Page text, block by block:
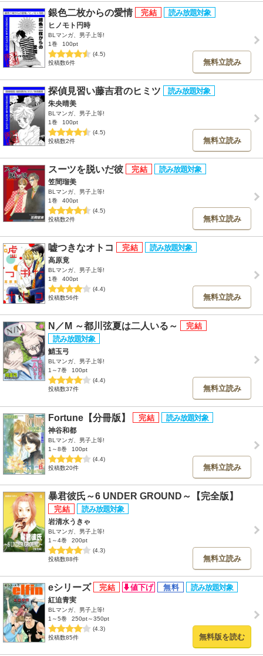
銀色二枚からの愛情
ヒノモト円時
BLマンガ、男子上等!
1巻
100pt
(4.5)
投稿数6件
無料立読み
探偵見習い藤吉君のヒミツ
朱央晴美
BLマンガ、男子上等!
1巻
100pt
(4.5)
投稿数2件
無料立読み
スーツを脱いだ彼
笠間瑠美
BLマンガ、男子上等!
1巻
400pt
(4.5)
投稿数2件
無料立読み
嘘つきなオトコ
高原竟
BLマンガ、男子上等!
1巻
400pt
(4.4)
投稿数56件
無料立読み
N／M ～都川弦夏は二人いる～
鯖玉弓
BLマンガ、男子上等!
1～7巻
100pt
(4.4)
投稿数37件
無料立読み
Fortune【分冊版】
神谷和都
BLマンガ、男子上等!
1～8巻
100pt
(4.4)
投稿数20件
無料立読み
暴君彼氏～6 UNDER GROUND～【完全版】
岩清水うきゃ
BLマンガ、男子上等!
1～4巻
200pt
(4.3)
投稿数88件
無料立読み
eシリーズ
紅迫青実
BLマンガ、男子上等!
1～5巻
250pt～350pt
(4.3)
投稿数85件
無料版を読む